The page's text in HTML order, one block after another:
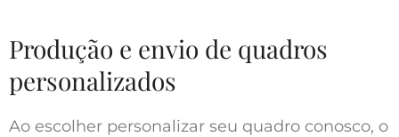
Produção e envio de quadros
personalizados
Ao escolher personalizar seu quadro conosco, o